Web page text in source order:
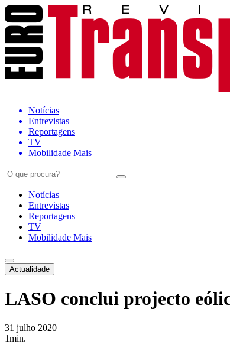
Notícias
Entrevistas
Reportagens
TV
Mobilidade Mais
Notícias
Entrevistas
Reportagens
TV
Mobilidade Mais
Actualidade
LASO conclui projecto
31 julho 2020
1min.